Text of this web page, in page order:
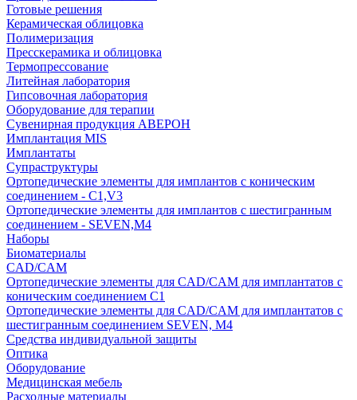
Готовые решения
Керамическая облицовка
Полимеризация
Пресскерамика и облицовка
Термопрессование
Литейная лаборатория
Гипсовочная лаборатория
Оборудование для терапии
Сувенирная продукция АВЕРОН
Имплантация MIS
Имплантаты
Супраструктуры
Ортопедические элементы для имплантов с коническим
соединением - C1,V3
Ортопедические элементы для имплантов с шестигранным
соединением - SEVEN,M4
Наборы
Биоматериалы
CAD/CAM
Ортопедические элементы для CAD/CAM для имплантатов с
коническим соединением С1
Ортопедические элементы для CAD/CAM для имплантатов с
шестигранным соединением SEVEN, М4
Средства индивидуальной защиты
Оптика
Оборудование
Медицинская мебель
Расходные материалы